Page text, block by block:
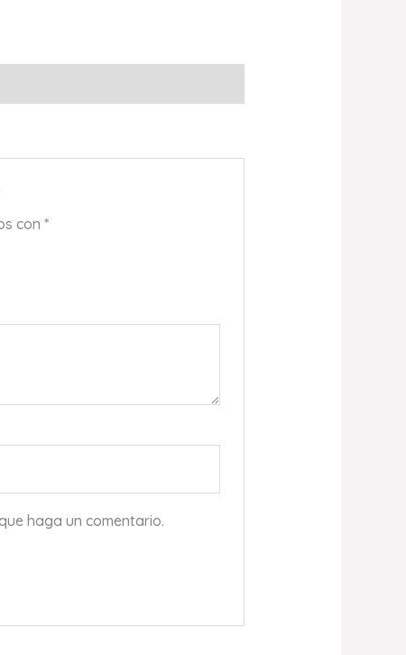
con*
haga un comentario.